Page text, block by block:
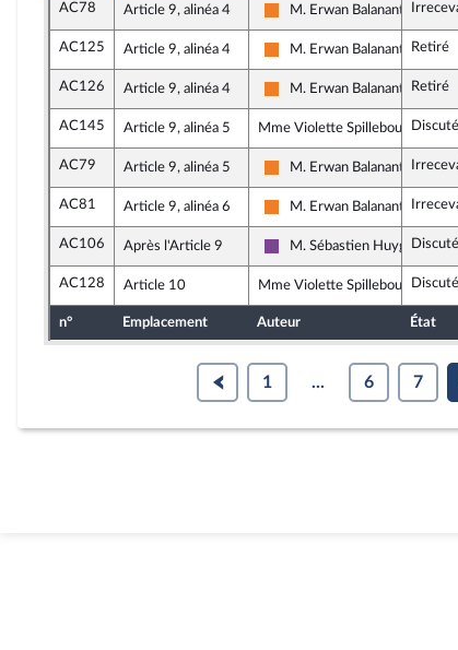
AC78 Article 9, alinéa 4
Les Démocrates
M. Erwan Balanant
AC125 Article 9, alinéa 4
Les Démocrates
M. Erwan Balanant Retiré
AC126 Article 9, alinéa 4
Les Démocrates
M. Erwan Balanant Retiré
AC145 Article 9, alinéa 5 Mme Violette Spillebout, Discuté
AC79 Article 9, alinéa 5
Les Démocrates
M. Erwan Balanant
AC81 Article 9, alinéa 6
Les Démocrates
M. Erwan Balanant
AC106 Après l'Article 9
Ensemble pour la République
M. Sébastien HuygheDiscuté
AC128 Article 10 Mme Violette Spillebout, Discuté
n° Emplacement Auteur État
1 ... 6 7